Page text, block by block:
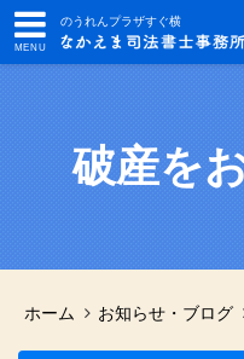
のうれんプラザすぐ横
破産を
ホーム お知らせ・ブログ